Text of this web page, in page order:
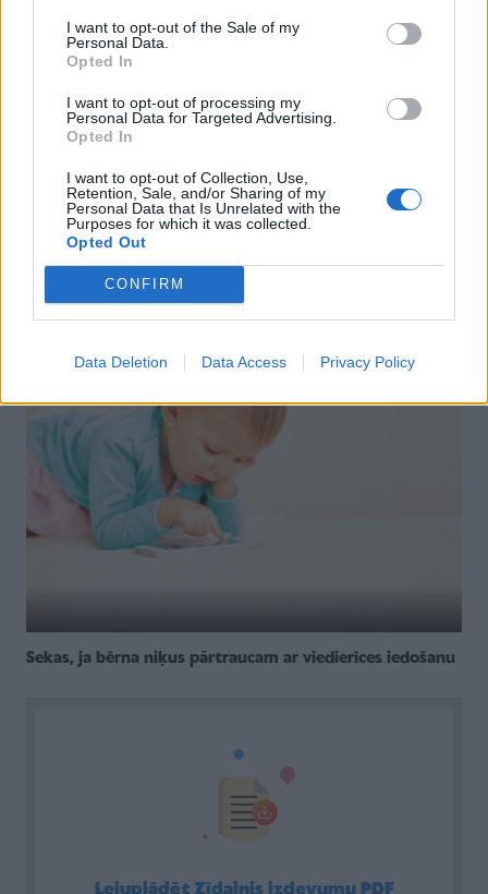
I want to opt-out of the Sale of my
Personal Data.
Opted In
I want to opt-out of processing my
Personal Data for Targeted Advertising.
Opted In
I want to opt-out of Collection, Use,
Retention, Sale, and/or Sharing of my
Personal Data that Is Unrelated with the
Purposes for which it was collected.
Opted Out
CONFIRM
Data Deletion Data Access Privacy Policy
Vienlīdzīga darbu sadale mājās. Vai un kā to īstenot?
Sekas, ja bērna niķus pārtraucam ar viedierīces iedošanu